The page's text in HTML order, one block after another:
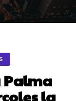
Palma
la